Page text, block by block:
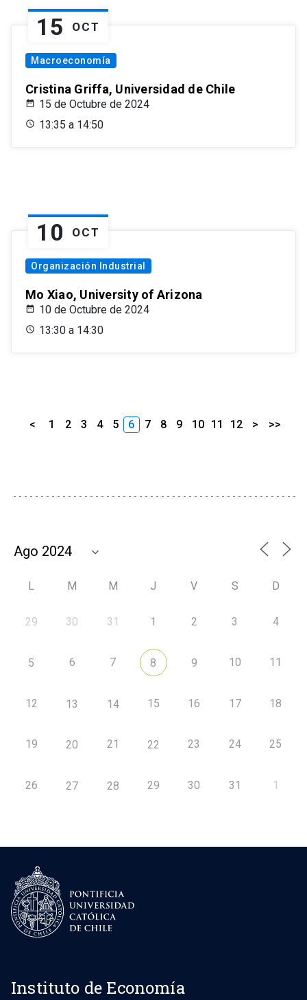
15 OCT
Macroeconomía
Cristina Griffa, Universidad de Chile
15 de Octubre de 2024
13:35 a 14:50
10 OCT
Organización Industrial
Mo Xiao, University of Arizona
10 de Octubre de 2024
13:30 a 14:30
< 1 2 3 4 5 6 7 8 9 10 11 12 > >>
L M M J V S D
29 30 31 1 2 3 4
5 6 7 8 9 10 11
12 13 14 15 16 17 18
19 20 21 22 23 24 25
26 27 28 29 30 31 1
Instituto de Economía